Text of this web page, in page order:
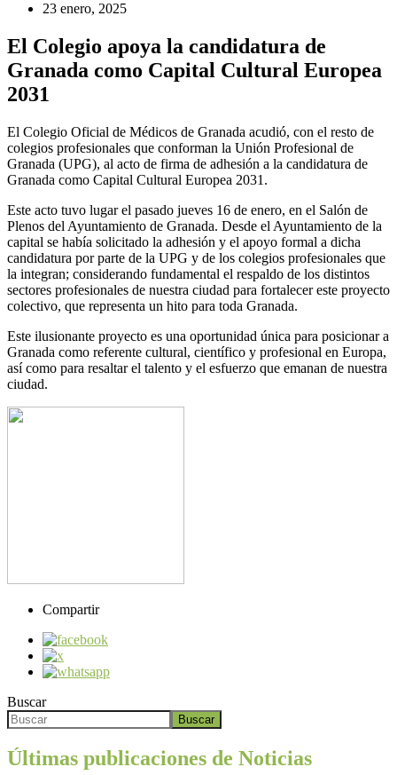
23 enero, 2025
El Colegio apoya la candidatura de
Granada como Capital Cultural Europea
2031
El Colegio Oficial de Médicos de Granada acudió, con el resto de
colegios profesionales que conforman la Unión Profesional de
Granada (UPG), al acto de firma de adhesión a la candidatura de
Granada como Capital Cultural Europea 2031.
Este acto tuvo lugar el pasado jueves 16 de enero, en el Salón de
Plenos del Ayuntamiento de Granada. Desde el Ayuntamiento de la
capital se había solicitado la adhesión y el apoyo formal a dicha
candidatura por parte de la UPG y de los colegios profesionales que
la integran; considerando fundamental el respaldo de los distintos
sectores profesionales de nuestra ciudad para fortalecer este proyecto
colectivo, que representa un hito para toda Granada.
Este ilusionante proyecto es una oportunidad única para posicionar a
Granada como referente cultural, científico y profesional en Europa,
así como para resaltar el talento y el esfuerzo que emanan de nuestra
ciudad.
Compartir
Buscar
Buscar
Últimas publicaciones de Noticias